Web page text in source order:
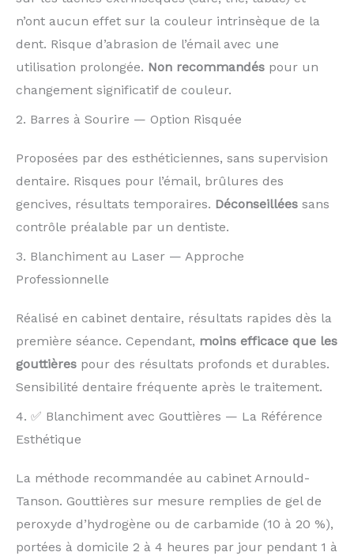
n’ont aucun effet sur la couleur intrinsèque de la
dent. Risque d’abrasion de l’émail avec une
utilisation prolongée. Non recommandés pour un
changement significatif de couleur.
2. Barres à Sourire — Option Risquée
Proposées par des esthéticiennes, sans supervision
dentaire. Risques pour l’émail, brûlures des
gencives, résultats temporaires. Déconseillées sans
contrôle préalable par un dentiste.
3. Blanchiment au Laser — Approche
Professionnelle
Réalisé en cabinet dentaire, résultats rapides dès la
première séance. Cependant, moins efficace que les
gouttières pour des résultats profonds et durables.
Sensibilité dentaire fréquente après le traitement.
4. ✅ Blanchiment avec Gouttières — La Référence
Esthétique
La méthode recommandée au cabinet Arnould-
Tanson. Gouttières sur mesure remplies de gel de
peroxyde d’hydrogène ou de carbamide (10 à 20 %),
portées à domicile 2 à 4 heures par jour pendant 1 à